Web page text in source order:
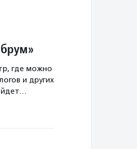
где можно
и других